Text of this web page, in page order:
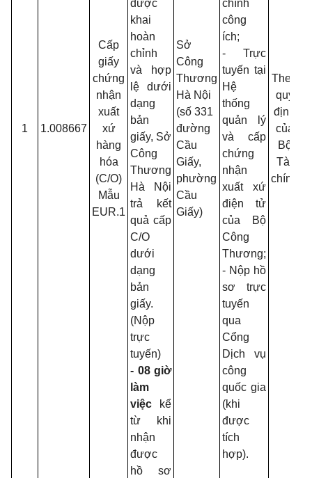
1 1.008667
Cấp
giấy
chứng
nhận
xuất
xứ
hàng
hóa
(C/O)
Mẫu
EUR.1
được
khai
hoàn
chỉnh
và hợp
lệ dưới
dạng
bản
giấy, Sở
Công
Thương
Hà Nội
trả kết
quả cấp
C/O
dưới
dạng
bản
giấy.
(Nộp
trực
tuyến)
- 08 giờ
làm
việc
kể
từ khi
nhận
được
hồ sơ
Sở
Công
Thương
Hà Nội
(số 331
đường
Cầu
Giấy,
phường
Cầu
Giấy)
chính
công
ích;
- Trực
tuyến tại
Hệ
thống
quản lý
và cấp
chứng
nhận
xuất xứ
điện tử
của Bộ
Công
Thương;
- Nộp hồ
sơ trực
tuyến
qua
Cổng
Dịch vụ
công
quốc gia
(khi
được
tích
hợp).
Theo
quy
định
của
Bộ
Tài
chính